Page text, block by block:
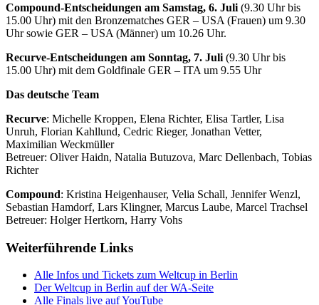
Compound-Entscheidungen am Samstag, 6. Juli (9.30 Uhr bis
15.00 Uhr) mit den Bronzematches GER – USA (Frauen) um 9.30
Uhr sowie GER – USA (Männer) um 10.26 Uhr.
Recurve-Entscheidungen am Sonntag, 7. Juli (9.30 Uhr bis
15.00 Uhr) mit dem Goldfinale GER – ITA um 9.55 Uhr
Das deutsche Team
Recurve: Michelle Kroppen, Elena Richter, Elisa Tartler, Lisa
Unruh, Florian Kahllund, Cedric Rieger, Jonathan Vetter,
Maximilian Weckmüller
Betreuer: Oliver Haidn, Natalia Butuzova, Marc Dellenbach, Tobias
Richter
Compound: Kristina Heigenhauser, Velia Schall, Jennifer Wenzl,
Sebastian Hamdorf, Lars Klingner, Marcus Laube, Marcel Trachsel
Betreuer: Holger Hertkorn, Harry Vohs
Weiterführende Links
Alle Infos und Tickets zum Weltcup in Berlin
Der Weltcup in Berlin auf der WA-Seite
Alle Finals live auf YouTube